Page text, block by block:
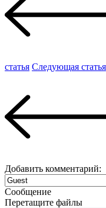
статья Следующая статья
Добавить комментарий:
Сообщение
Перетащите файлы